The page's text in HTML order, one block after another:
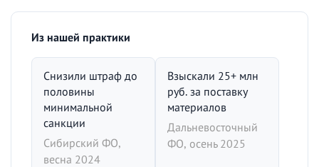
Из нашей практики
Снизили штраф до
половины
минимальной
санкции
Сибирский ФО,
весна 2024
Взыскали 25+ млн
руб. за поставку
материалов
Дальневосточный
ФО, осень 2025